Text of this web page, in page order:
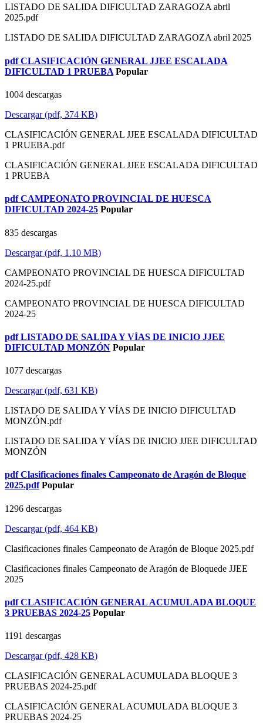
LISTADO DE SALIDA DIFICULTAD ZARAGOZA abril
2025.pdf
LISTADO DE SALIDA DIFICULTAD ZARAGOZA abril 2025
pdf CLASIFICACIÓN GENERAL JJEE ESCALADA
DIFICULTAD 1 PRUEBA Popular
1004 descargas
Descargar(pdf, 374 KB)
CLASIFICACIÓN GENERAL JJEE ESCALADA DIFICULTAD
1 PRUEBA.pdf
CLASIFICACIÓN GENERAL JJEE ESCALADA DIFICULTAD
1 PRUEBA
pdf CAMPEONATO PROVINCIAL DE HUESCA
DIFICULTAD 2024-25 Popular
835 descargas
Descargar(pdf, 1.10 MB)
CAMPEONATO PROVINCIAL DE HUESCA DIFICULTAD
2024-25.pdf
CAMPEONATO PROVINCIAL DE HUESCA DIFICULTAD
2024-25
pdf LISTADO DE SALIDA Y VÍAS DE INICIO JJEE
DIFICULTAD MONZÓN Popular
1077 descargas
Descargar(pdf, 631 KB)
LISTADO DE SALIDA Y VÍAS DE INICIO DIFICULTAD
MONZÓN.pdf
LISTADO DE SALIDA Y VÍAS DE INICIO JJEE DIFICULTAD
MONZÓN
pdf Clasificaciones finales Campeonato de Aragón de Bloque
2025.pdf Popular
1296 descargas
Descargar(pdf, 464 KB)
Clasificaciones finales Campeonato de Aragón de Bloque 2025.pdf
Clasificaciones finales Campeonato de Aragón de Bloquede JJEE
2025
pdf CLASIFICACIÓN GENERAL ACUMULADA BLOQUE
3 PRUEBAS 2024-25 Popular
1191 descargas
Descargar(pdf, 428 KB)
CLASIFICACIÓN GENERAL ACUMULADA BLOQUE 3
PRUEBAS 2024-25.pdf
CLASIFICACIÓN GENERAL ACUMULADA BLOQUE 3
PRUEBAS 2024-25